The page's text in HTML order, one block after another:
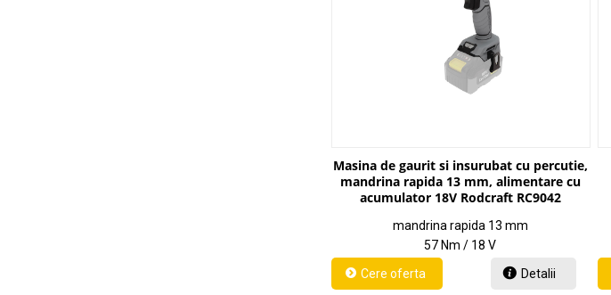
Masina de gaurit si insurubat cu percutie,
mandrina rapida 13 mm, alimentare cu
acumulator 18V Rodcraft RC9042
mandrina rapida 13 mm
57 Nm / 18 V
Detalii